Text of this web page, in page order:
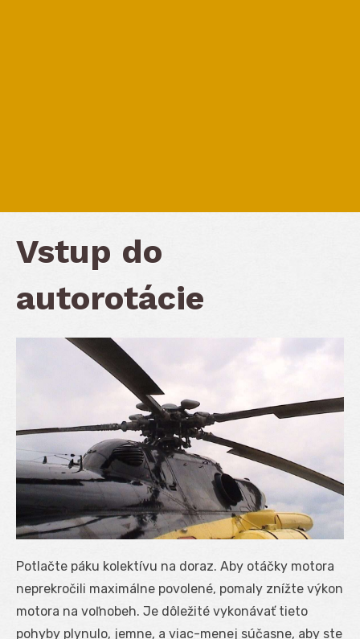
Vstup do
autorotácie
Potlačte páku kolektívu na doraz. Aby otáčky motora
neprekročili maximálne povolené, pomaly znížte výkon
motora na voľnobeh. Je dôležité vykonávať tieto
pohyby plynulo, jemne, a viac-menej súčasne, aby ste